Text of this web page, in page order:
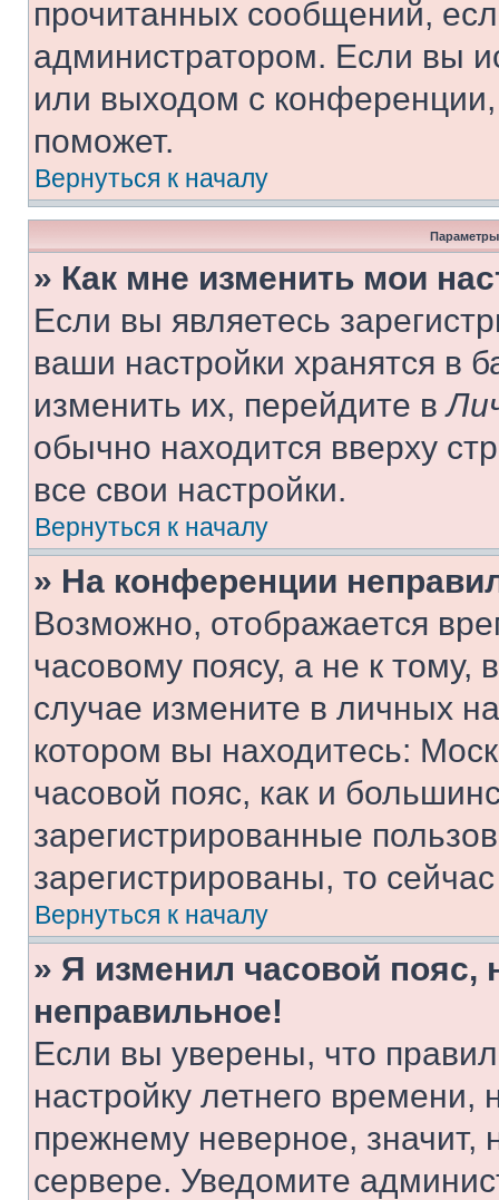
прочитанных сообщений,
администратором. Если вы
или выходом с
поможет.
Вернуться к началу
Параметры
» Как мне изменить мои
Если вы являетесь
ваши настройки хранятся в
изменить их, перейдите в
обычно находится вверху
все свои настройки.
Вернуться к началу
» На конференции
Возможно, отображается
часовому поясу, а не к тому,
случае измените в личных
котором вы находитесь:
часовой пояс, как и
зарегистрированные
зарегистрированы, то
Вернуться к началу
» Я изменил часовой пояс,
неправильное!
Если вы уверены, что
настройку летнего
прежнему неверное, значит,
сервере. Уведомите